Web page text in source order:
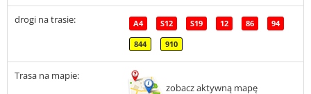
drogi na trasie: A4 S12 S19 12 86 94
844 910
Trasa na mapie:
zobacz aktywną mapę